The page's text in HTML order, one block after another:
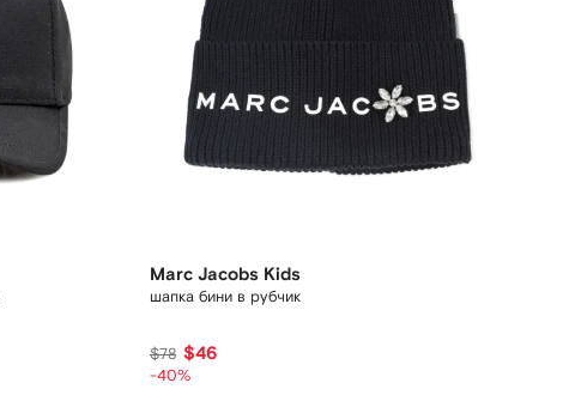
Marc Jacobs Kids
шапка бини в рубчик
$78 $46
-40%